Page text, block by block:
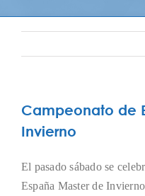
Campeonato de
Invierno
El pasado sábado se
España Master de